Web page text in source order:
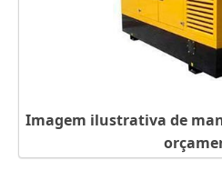
Imagem ilustrativa de